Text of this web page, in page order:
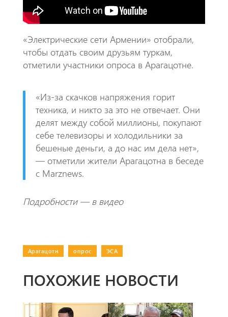
«Электрические сети Армении» отобрали,
чтобы отдать своим друзьям туркам,
отметили участники опроса в Арагацотне.
«Из-за скачков напряжения горит
техника, и никто за это не отвечает. Они
делят между собой миллионы, покупают
себе телевизоры и холодильники за
бешеные деньги, а до нас им дела нет»,
— отметили жители Арагацотна в беседе
с Marznews.
Подробности — в видео
Арагацотн опрос ЭСА
ПОХОЖИЕ НОВОСТИ